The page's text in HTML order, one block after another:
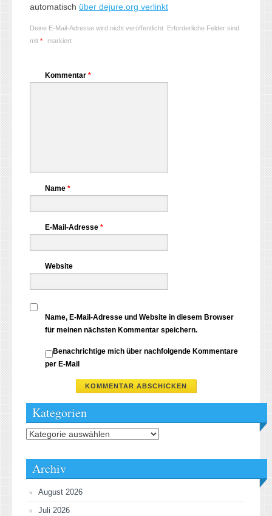
automatisch über dejure.org verlinkt
Deine E-Mail-Adresse wird nicht veröffentlicht. Erforderliche Felder sind
mit * markiert
Kommentar *
Name *
E-Mail-Adresse *
Website
Name, E-Mail-Adresse und Website in diesem Browser
für meinen nächsten Kommentar speichern.
Benachrichtige mich über nachfolgende Kommentare
per E-Mail
Kategorien
Kategorien
Archiv
August 2026
Juli 2026